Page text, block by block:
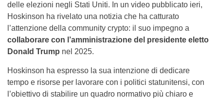
delle elezioni negli Stati Uniti. In un video pubblicato ieri,
Hoskinson ha rivelato una notizia che ha catturato
l’attenzione della community crypto: il suo impegno a
collaborare con l’amministrazione del presidente eletto
Donald Trump nel 2025.
Hoskinson ha espresso la sua intenzione di dedicare
tempo e risorse per lavorare con i politici statunitensi, con
l’obiettivo di stabilire un quadro normativo più chiaro e